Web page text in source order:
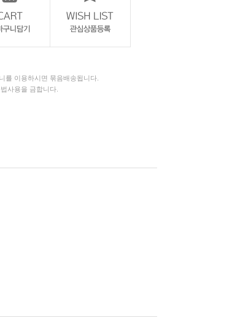
를 이용하시면 묶음배송됩니다.
사용을 금합니다.